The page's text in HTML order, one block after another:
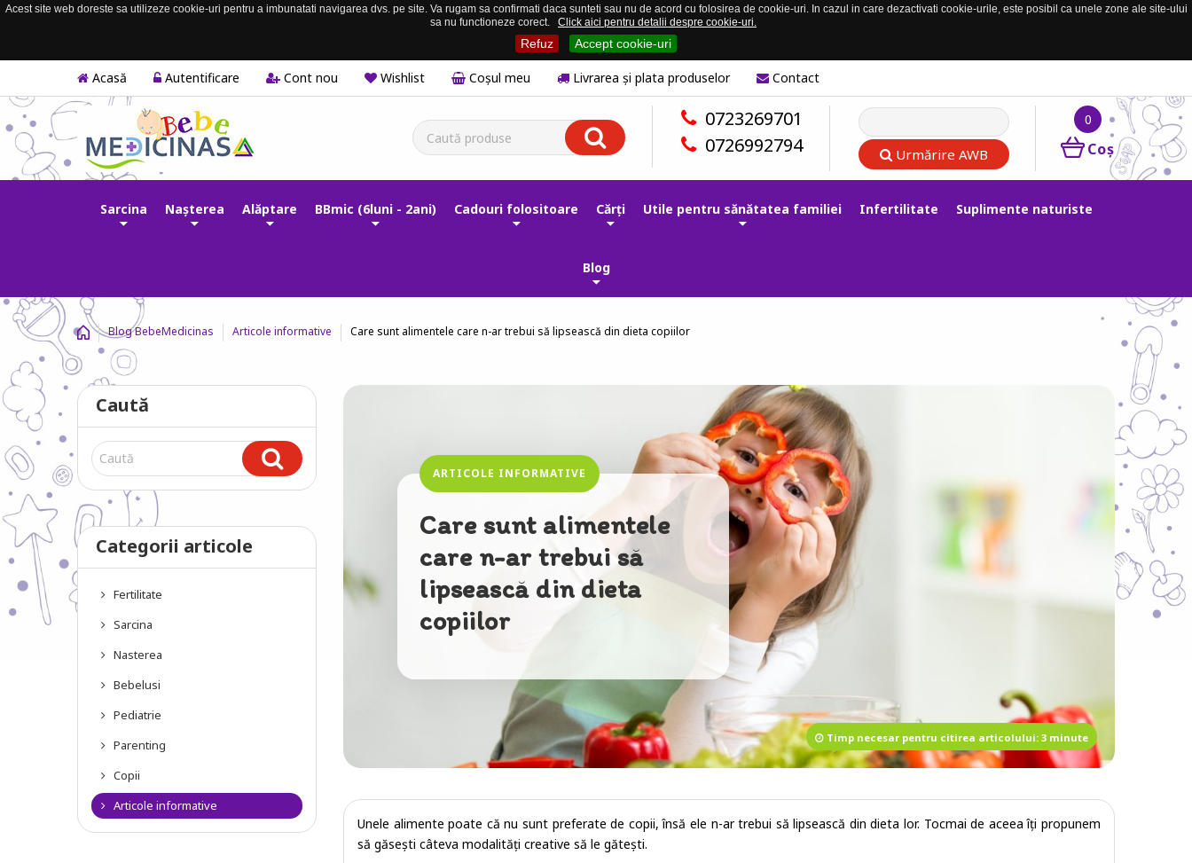
Acest site web doreste sa utilizeze cookie-uri pentru a imbunatati navigarea dvs. pe site. Va rugam sa confirmati daca sunteti sau nu de acord cu folosirea de cookie-uri. In cazul in care dezactivati cookie-urile, este posibil ca unele zone ale site-ului
sa nu functioneze corect.
Click aici pentru detalii despre cookie-uri.
Refuz Accept cookie-uri
Acasă Autentificare Cont nou Wishlist Coşul meu Livrarea și plata produselor Contact
0
Coş
Urmărire AWB
0723269701
0726992794
Sarcina Nașterea Alăptare BBmic (6luni - 2ani) Cadouri folositoare Cărți Utile pentru sănătatea familiei Infertilitate Suplimente naturiste
Blog
Blog BebeMedicinas Articole informative Care sunt alimentele care n-ar trebui să lipsească din dieta copiilor
Caută
Categorii articole
Fertilitate
Sarcina
Nasterea
Bebelusi
Pediatrie
Parenting
Copii
Articole informative
Timp necesar pentru citirea articolului: 3 minute
ARTICOLE INFORMATIVE
Care sunt alimentele
care n-ar trebui să
lipsească din dieta
copiilor
Unele alimente poate că nu sunt preferate de copii, însă ele n-ar trebui să lipsească din dieta lor. Tocmai de aceea îți propunem
să găsești câteva modalități creative să le gătești.